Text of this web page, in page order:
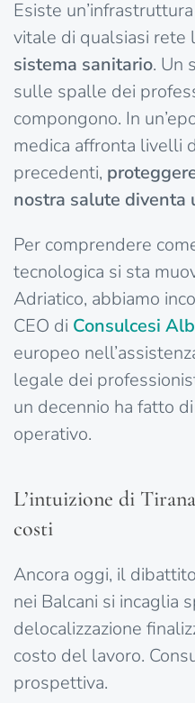
Esiste
vitale di qualsiasi rete
sistema sanitario. Un
sulle spalle dei
compongono. In
medica affronta livelli
precedenti,
nostra salute diventa
Per comprendere
tecnologica si sta
Adriatico, abbiamo
CEO di Consulcesi
europeo
legale dei
un decennio ha fatto
operativo.
L’intuizione di
costi
Ancora oggi, il
nei Balcani si incaglia
delocalizzazione
costo del lavoro.
prospettiva.